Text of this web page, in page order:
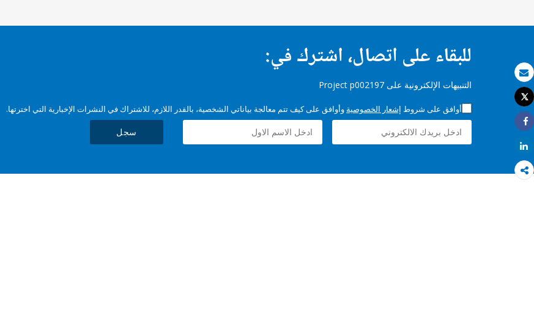
بريد الكتروني
طباعة
Tweet
Share
Share
للبقاء على اتصال، اشترك في:
التنبيهات الإلكترونية على Project p002197
أوافق على شروط إشعار الخصوصية وأوافق على كيف تتم معالجة بياناتي الشخصية، بالقدر اللازم، للاشتراك في النشرات الإخبارية التي اخترتها.
سجل